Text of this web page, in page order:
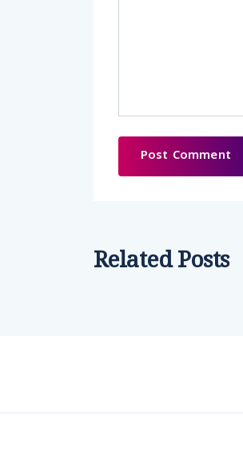
Related Posts